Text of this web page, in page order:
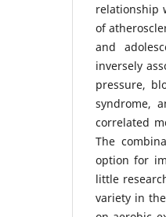
relationship
of
and
inversely
pressure,
syndrome,
correlated
The
option for
little
variety in